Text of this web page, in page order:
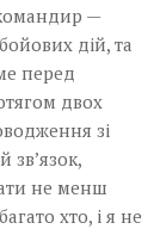
—
дій, та
перед
двох
зі
звʼязок,
не менш
хто, і я не